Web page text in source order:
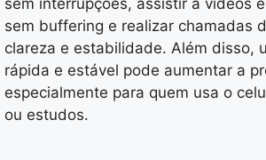
sem interrupções, assistir a vídeos
sem buffering e realizar chamadas
clareza e estabilidade. Além disso,
rápida e estável pode aumentar a
especialmente para quem usa o
ou estudos.